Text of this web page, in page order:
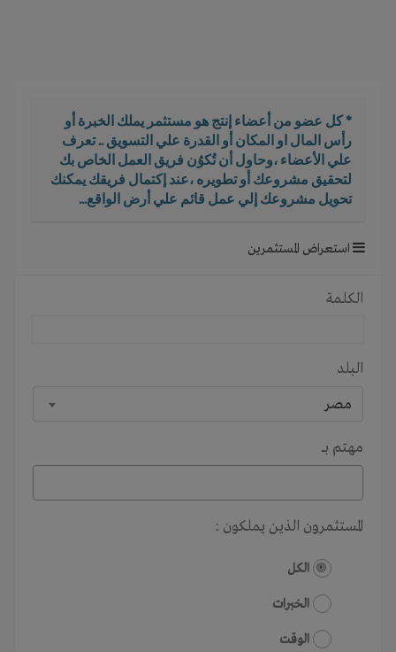
* كل عضو من أعضاء إنتج هو مستثمر يملك الخبرة أو
رأس المال او المكان أو القدرة علي التسويق .. تعرف
علي الأعضاء ،وحاول أن تُكوُن فريق العمل الخاص بك
لتحقيق مشروعك أو تطويره ،عند إكتمال فريقك يمكنك
تحويل مشروعك إلي عمل قائم علي أرض الواقع...
استعراض المستثمرين
الكلمة
البلد
مصر
مهتم بـــ
المستثمرون الذين يملكون :
الكل
الخبرات
الوقت